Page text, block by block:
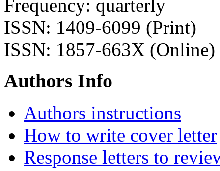
Frequency: quarterly
ISSN: 1409-6099 (Print)
ISSN: 1857-663X (Online)
Authors Info
Authors instructions
How to write cover letter
Response letters to